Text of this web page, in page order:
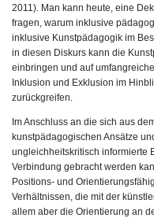
2011). Man kann heute, eine
fragen, warum inklusive
inklusive Kunstpädagogik im
in diesen Diskurs kann die
einbringen und auf
Inklusion und Exklusion im
zurückgreifen.
Im Anschluss an die sich aus
kunstpädagogischen Ansätze
ungleichheitskritisch informierte
Verbindung gebracht werden
Positions- und
Verhältnissen, die mit der
allem aber die Orientierung an